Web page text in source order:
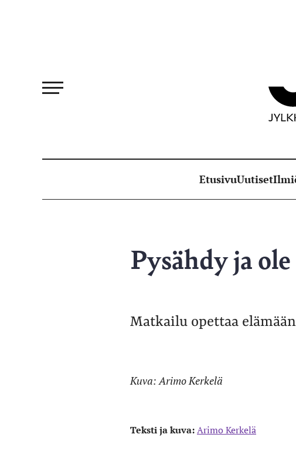
EtusivuUutiset
Pysähdy ja
Matkailu opettaa
Kuva: Arimo Kerkelä
Teksti ja kuva:Arimo Kerkelä